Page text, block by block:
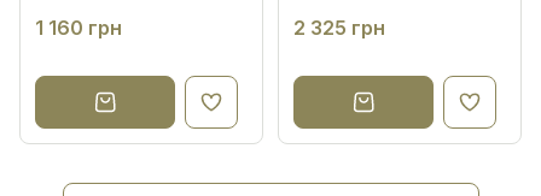
волосся
1 160 грн
волосся
2 325 грн